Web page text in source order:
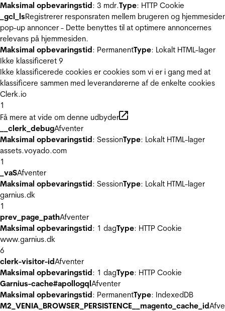
Maksimal opbevaringstid: 3 mdr.Type: HTTP Cookie
_gcl_lsRegistrerer responsraten mellem brugeren og
pop-up annoncer - Dette benyttes til at optimere annoncernes
relevans på hjemmesiden.
Maksimal opbevaringstid: PermanentType: Lokalt HTML-lager
Ikke klassificeret 9
Ikke klassificerede cookies er cookies som vi er i gang med at
klassificere sammen med leverandørerne af de enkelte cookies
Clerk.io
1
Få mere at vide om denne udbyder
__clerk_debugAfventer
Maksimal opbevaringstid: SessionType: Lokalt HTML-lager
assets.voyado.com
1
_vaSAfventer
Maksimal opbevaringstid: SessionType: Lokalt HTML-lager
garnius.dk
1
prev_page_pathAfventer
Maksimal opbevaringstid: 1 dagType: HTTP Cookie
www.garnius.dk
6
clerk-visitor-idAfventer
Maksimal opbevaringstid: 1 dagType: HTTP Cookie
Garnius-cache#apollogqlAfventer
Maksimal opbevaringstid: PermanentType: IndexedDB
M2_VENIA_BROWSER_PERSISTENCE__magento_cache_id